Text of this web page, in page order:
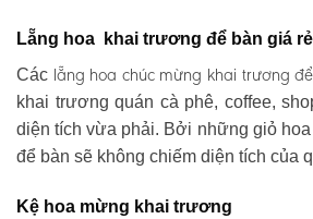
Lẵng hoa khai trương để bàn giá rẻ
Các lẵng hoa chúc mừng khai trương
khai trương quán cà phê, coffee,
diện tích vừa phải. Bởi những giỏ
để bàn sẽ không chiếm diện tích của
Kệ hoa mừng khai trương